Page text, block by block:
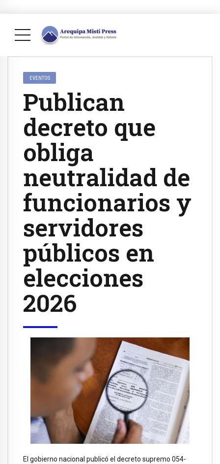
EVENTOS
Publican
decreto que
obliga
neutralidad de
funcionarios y
servidores
públicos en
elecciones
2026
El gobierno nacional publicó el decreto supremo 054-